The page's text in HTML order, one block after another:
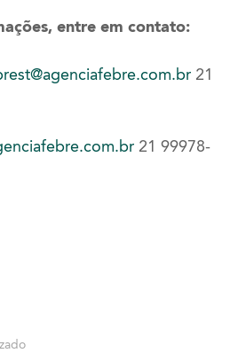
entre em contato:
21
21 99978-